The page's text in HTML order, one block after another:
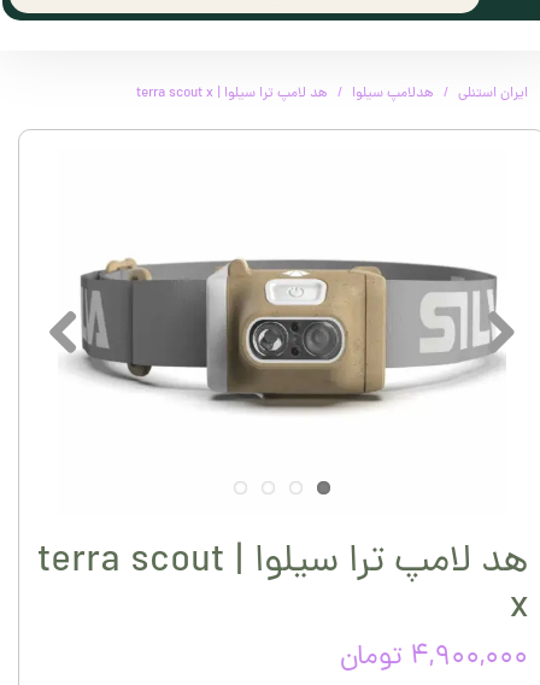
ایران استنلی هدلامپ سیلوا هد لامپ ترا سیلوا | terra scout x
هد لامپ ترا سیلوا | terra scout
x
۴,۹۰۰,۰۰۰ تومان